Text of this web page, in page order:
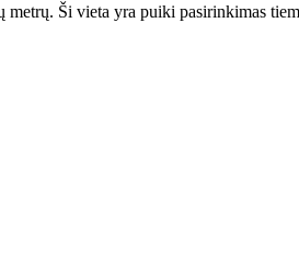
Ši vieta yra puiki pasirinkimas